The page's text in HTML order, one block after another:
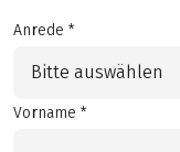
Anrede *
Bitte auswählen
Vorname *